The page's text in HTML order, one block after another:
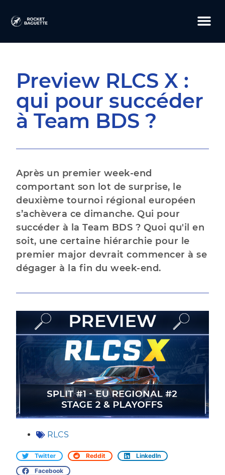
Preview RLCS X :
qui pour succéder
à Team BDS ?
Après un premier week-end
comportant son lot de surprise, le
deuxième tournoi régional européen
s’achèvera ce dimanche. Qui pour
succéder à la Team BDS ? Quoi qu'il en
soit, une certaine hiérarchie pour le
premier major devrait commencer à se
dégager à la fin du week-end.
RLCS
Twitter Reddit
LinkedIn
Facebook